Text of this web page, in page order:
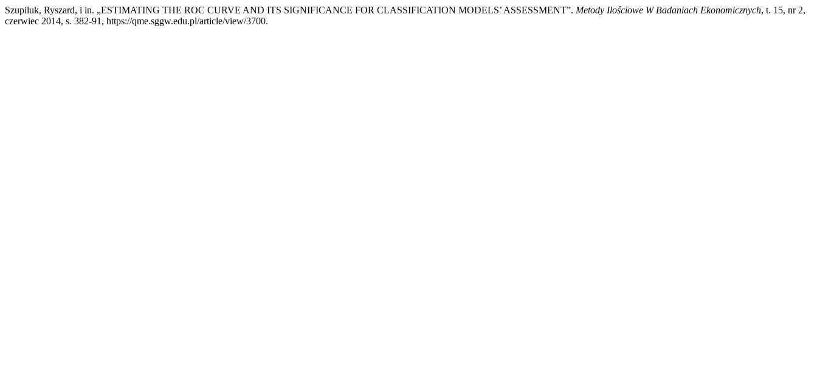
Szupiluk, Ryszard, i in. „ESTIMATING THE ROC CURVE AND ITS SIGNIFICANCE FOR CLASSIFICATION MODELS’ ASSESSMENT”. Metody Ilościowe W Badaniach Ekonomicznych, t. 15, nr 2,
czerwiec 2014, s. 382-91, https://qme.sggw.edu.pl/article/view/3700.